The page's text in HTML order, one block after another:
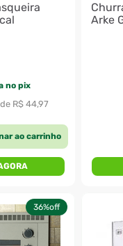
no pix
R$ 44,97
ao carrinho
Arke
36%off